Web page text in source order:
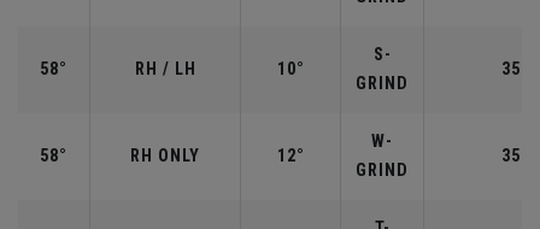
58° RH / LH 10°
S-
GRIND
58° RH ONLY 12°
W-
GRIND